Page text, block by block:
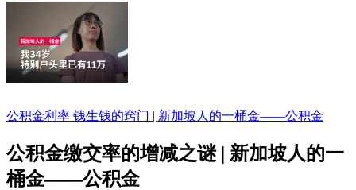
公积金利率 钱生钱的窍门 | 新加坡人的一桶金——公积金
公积金缴交率的增减之谜 | 新加坡人的一
桶金——公积金